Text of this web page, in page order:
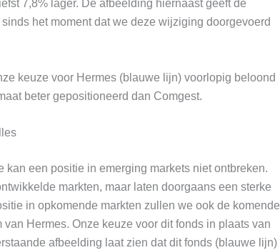
7,8% lager. De afbeelding hiernaast geeft de
het moment dat we deze wijziging doorgevoerd
keuze voor Hermes (blauwe lijn) voorlopig beloond
beter gepositioneerd dan Comgest.
kan een positie in emerging markets niet ontbreken.
markten, maar laten doorgaans een sterke
in opkomende markten zullen we ook de komende
Hermes. Onze keuze voor dit fonds in plaats van
afbeelding laat zien dat dit fonds (blauwe lijn)